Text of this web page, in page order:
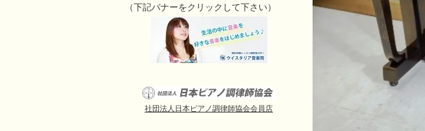
（下記バナーをクリックして下さい）
社団法人日本ピアノ調律師協会会員店